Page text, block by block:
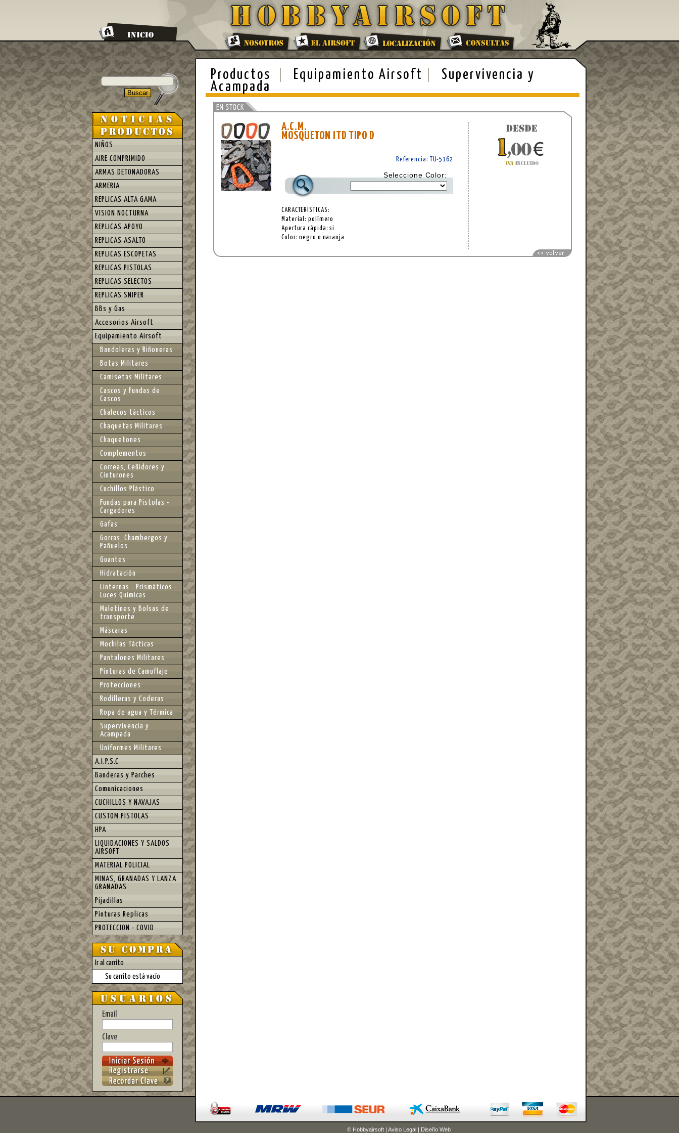
Productos Equipamiento Airsoft
Supervivencia y
Acampada
A.C.M.
MOSQUETON ITD TIPO D
Referencia: TU-5162
Seleccione Color:
CARACTERISTICAS:
Material: polímero
Apertura rápida: si
Color: negro o naranja
NIÑOS
AIRE COMPRIMIDO
ARMAS DETONADORAS
ARMERIA
REPLICAS ALTA GAMA
VISION NOCTURNA
REPLICAS APOYO
REPLICAS ASALTO
REPLICAS ESCOPETAS
REPLICAS PISTOLAS
REPLICAS SELECTOS
REPLICAS SNIPER
BBs y Gas
Accesorios Airsoft
Equipamiento Airsoft
Bandoleras y Riñoneras
Botas Militares
Camisetas Militares
Cascos y Fundas de
Cascos
Chalecos tácticos
Chaquetas Militares
Chaquetones
Complementos
Correas, Ceñidores y
Cinturones
Cuchillos Plástico
Fundas para Pistolas -
Cargadores
Gafas
Gorras, Chambergos y
Pañuelos
Guantes
Hidratación
Linternas - Prismáticos -
Luces Químicas
Maletines y Bolsas de
transporte
Máscaras
Mochilas Tácticas
Pantalones Militares
Pinturas de Camuflaje
Protecciones
Rodilleras y Coderas
Ropa de agua y Térmica
Supervivencia y
Acampada
Uniformes Militares
A.I.P.S.C
Banderas y Parches
Comunicaciones
CUCHILLOS Y NAVAJAS
CUSTOM PISTOLAS
HPA
LIQUIDACIONES Y SALDOS
AIRSOFT
MATERIAL POLICIAL
MINAS, GRANADAS Y LANZA
GRANADAS
Pijadillas
Pinturas Replicas
PROTECCION - COVID
Ir al carrito
Su carrito está vacío
Email
Clave
© Hobbyairsoft | Aviso Legal | Diseño Web